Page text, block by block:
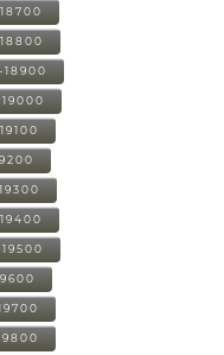
18900